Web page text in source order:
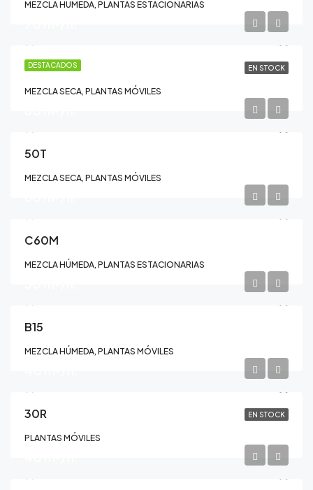
MEZCLA HÚMEDA, PLANTAS ESTACIONARIAS
DESTACADOS EN STOCK
50R
MEZCLA SECA, PLANTAS MÓVILES
50T
MEZCLA SECA, PLANTAS MÓVILES
C60M
MEZCLA HÚMEDA, PLANTAS ESTACIONARIAS
B15
MEZCLA HÚMEDA, PLANTAS MÓVILES
EN STOCK
30R
PLANTAS MÓVILES